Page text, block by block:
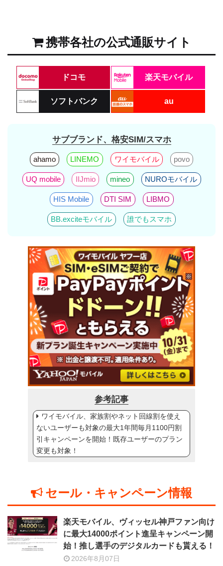
携帯各社の公式通販サイト
ドコモ 楽天モバイル
ソフトバンク au
サブブランド、格安SIM/スマホ
ahamo LINEMO ワイモバイル povo
UQ mobile IIJmio mineo NUROモバイル
HIS Mobile DTI SIM LIBMO
BB.exciteモバイル 誰でもスマホ
参考記事
ワイモバイル、家族割やネット回線割を使え
ないユーザーも対象の最大1年間毎月1100円割
引キャンペーンを開始！既存ユーザーのプラン
変更も対象！
セール・キャンペーン情報
楽天モバイル、ヴィッセル神戸ファン向け
に最大14000ポイント進呈キャンペーン開
始！推し選手のデジタルカードも貰える！
2026年8月07日